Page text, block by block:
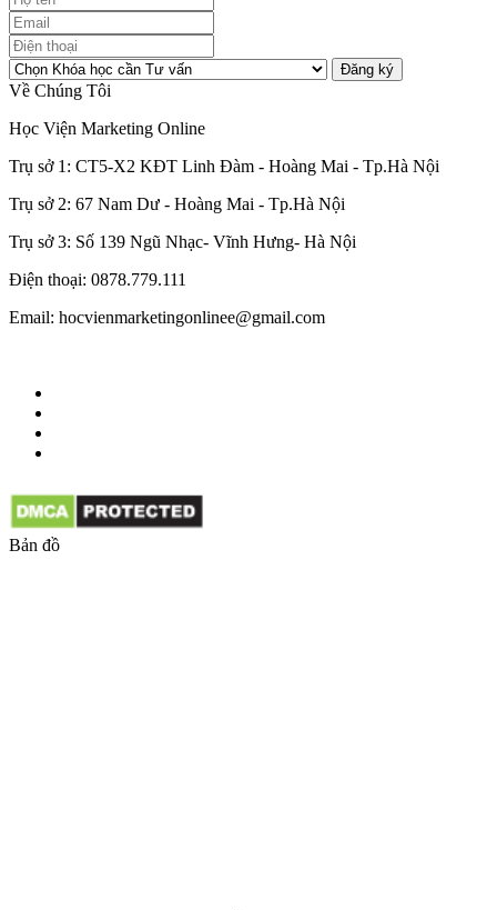
Đăng ký
Về Chúng Tôi
Học Viện Marketing Online
Trụ sở 1: CT5-X2 KĐT Linh Đàm - Hoàng Mai - Tp.Hà Nội
Trụ sở 2: 67 Nam Dư - Hoàng Mai - Tp.Hà Nội
Trụ sở 3: Số 139 Ngũ Nhạc- Vĩnh Hưng- Hà Nội
Điện thoại: 0878.779.111
Email: hocvienmarketingonlinee@gmail.com
Bản đồ